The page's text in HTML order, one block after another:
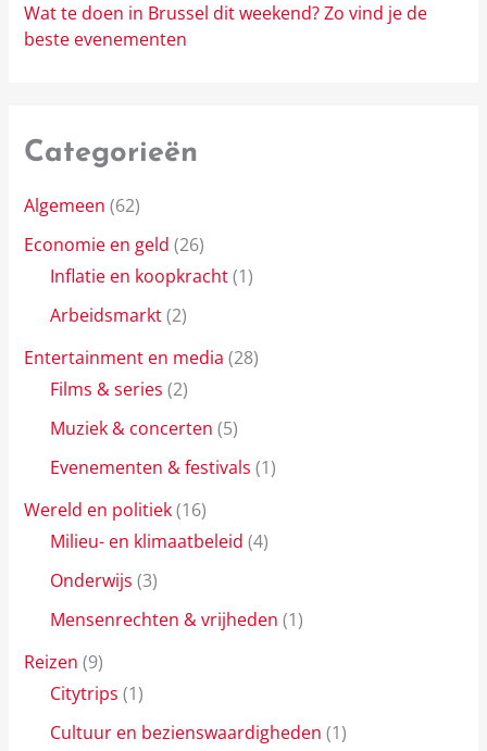
Wat te doen in Brussel dit weekend? Zo vind je de
beste evenementen
Categorieën
Algemeen (62)
Economie en geld (26)
Inflatie en koopkracht(1)
Arbeidsmarkt(2)
Entertainment en media (28)
Films & series (2)
Muziek & concerten (5)
Evenementen & festivals (1)
Wereld en politiek(16)
Milieu- en klimaatbeleid (4)
Onderwijs (3)
Mensenrechten & vrijheden (1)
Reizen (9)
Citytrips (1)
Cultuur en bezienswaardigheden (1)